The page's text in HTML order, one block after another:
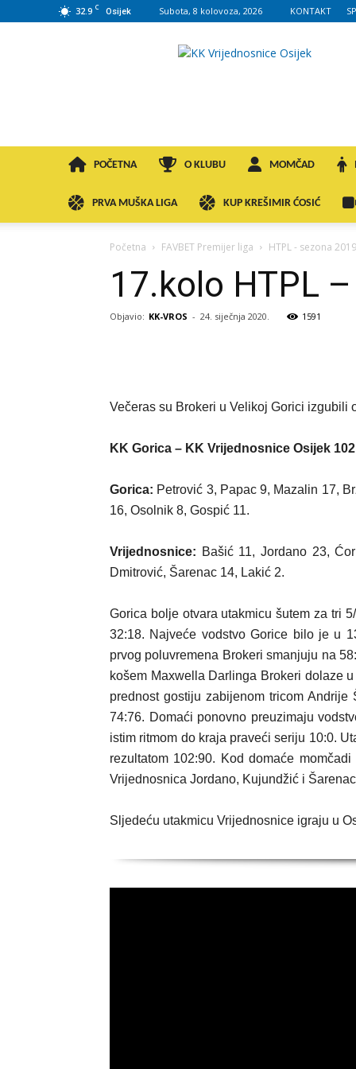
32.9 C Osijek Subota, 8 kolovoza, 2026 KONTAKT
POČETNA O KLUBU MOMČAD
PRVA MUŠKA LIGA KUP KREŠIMIR ĆOSIĆ
Početna FAVBET Premijer liga HTPL - sezona
17.kolo HTPL
Objavio: KK-VROS - 24. siječnja 2020. 1591
Večeras su Brokeri u Velikoj Gorici izgubili
KK Gorica – KK Vrijednosnice Osijek
Gorica: Petrović 3, Papac 9, Mazalin 17,
16, Osolnik 8, Gospić 11.
Vrijednosnice: Bašić 11, Jordano 23,
Dmitrović, Šarenac 14, Lakić 2.
Gorica bolje otvara utakmicu šutem za tri
32:18. Najveće vodstvo Gorice bilo je u
prvog poluvremena Brokeri smanjuju na
košem Maxwella Darlinga Brokeri dolaze
prednost gostiju zabijenom tricom
74:76. Domaći ponovno preuzimaju
istim ritmom do kraja praveći seriju 10:0.
rezultatom 102:90. Kod domaće
Vrijednosnica Jordano, Kujundžić i
Sljedeću utakmicu Vrijednosnice igraju u